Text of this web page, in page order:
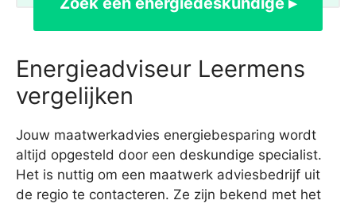
Energieadviseur Leermens
vergelijken
Jouw maatwerkadvies energiebesparing wordt
altijd opgesteld door een deskundige specialist.
Het is nuttig om een maatwerk adviesbedrijf uit
de regio te contacteren. Ze zijn bekend met het